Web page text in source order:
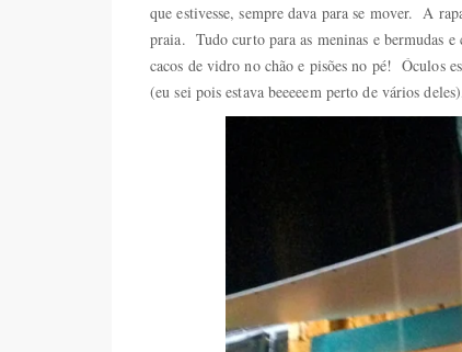
que estivesse, sempre dava para se mover. A
praia. Tudo curto para as meninas e bermudas
cacos de vidro no chão e pisões no pé! Óculos
(eu sei pois estava beeeeem perto de vários